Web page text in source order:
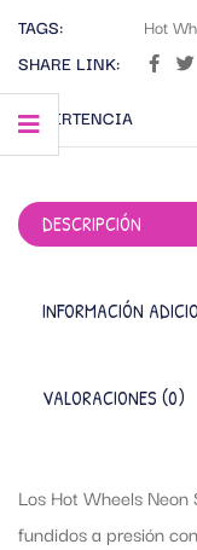
TAGS:
Hot
SHARE LINK:
ADVERTENCIA
DESCRIPCIÓN
INFORMACIÓN
VALORACIONES (0)
Los Hot Wheels
fundidos a presión